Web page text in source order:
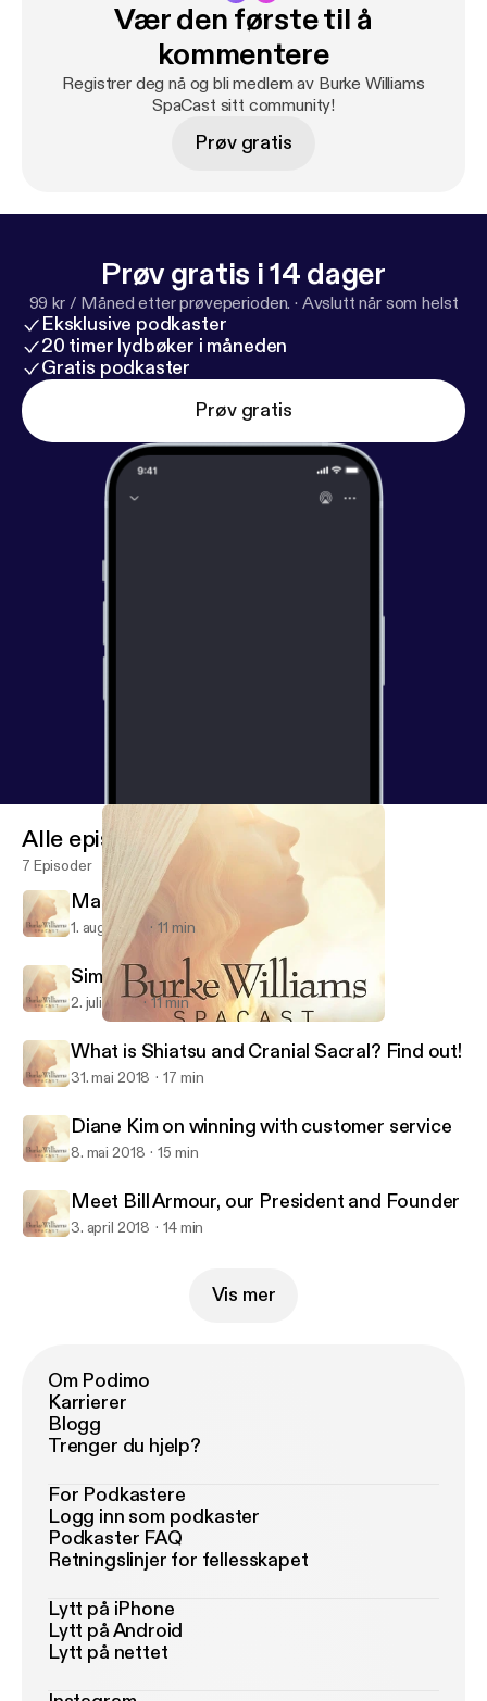
Vær den første til å
kommentere
Registrer deg nå og bli medlem av Burke Williams
SpaCast sitt community!
Prøv gratis
Prøv gratis i 14 dager
99 kr / Måned etter prøveperioden. · Avslutt når som helst
Eksklusive podkaster
20 timer lydbøker i måneden
Gratis podkaster
Prøv gratis
Burke Williams SpaCast
Alle episoder
7 Episoder
Managing End-of-Summer Stress
1. aug. 2018 11 min
Simply Massage
2. juli 2018 11 min
What is Shiatsu and Cranial Sacral? Find out!
31. mai 2018 17 min
Diane Kim on winning with customer service
8. mai 2018 15 min
Meet Bill Armour, our President and Founder
3. april 2018 14 min
Vis mer
Om Podimo
Karrierer
Blogg
Trenger du hjelp?
For Podkastere
Logg inn som podkaster
Podkaster FAQ
Retningslinjer for fellesskapet
Lytt på iPhone
Lytt på Android
Lytt på nettet